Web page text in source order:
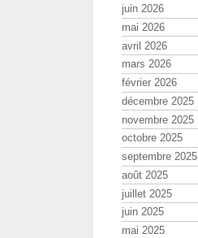
juin 2026
mai 2026
avril 2026
mars 2026
février 2026
décembre 2025
novembre 2025
octobre 2025
septembre 2025
août 2025
juillet 2025
juin 2025
mai 2025